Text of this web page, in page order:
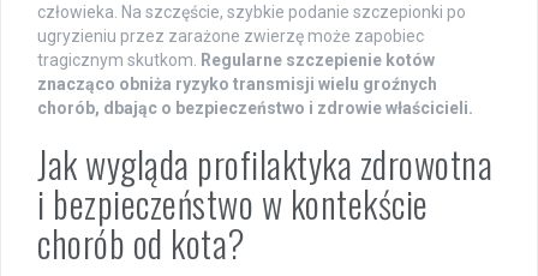
człowieka. Na szczęście, szybkie podanie szczepionki po
ugryzieniu przez zarażone zwierzę może zapobiec
tragicznym skutkom. Regularne szczepienie kotów
znacząco obniża ryzyko transmisji wielu groźnych
chorób, dbając o bezpieczeństwo i zdrowie właścicieli.
Jak wygląda profilaktyka zdrowotna
i bezpieczeństwo w kontekście
chorób od kota?